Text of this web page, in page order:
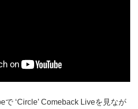
で ‘Circle’ Comeback Liveを見なが